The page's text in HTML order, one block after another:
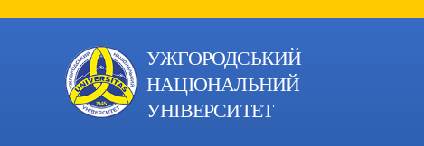
УЖГОРОДСЬКИЙ
НАЦІОНАЛЬНИЙ
УНІВЕРСИТЕТ